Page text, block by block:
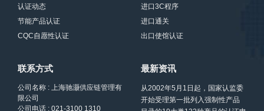
认证动态
节能产品认证
CQC自愿性认证
进口3C程序
进口通关
出口使馆认证
联系方式
公司名称 : 上海驰灏供应链管理有
限公司
公司电话 : 021-3100 1310
最新资讯
从2002年5月1日起，国家认监委
开始受理第一批列入强制性产品